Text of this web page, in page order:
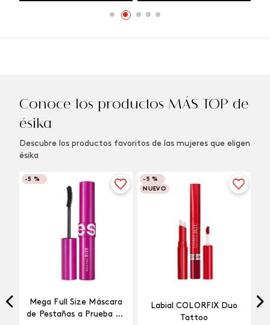
Conoce los productos MÁS TOP de
ésika
Descubre los productos favoritos de las mujeres que eligen
ésika
-5 %
Mega Full Size Máscara
de Pestañas a Prueba de
-5 %
NUEVO
Labial COLORFIX Duo
Tattoo